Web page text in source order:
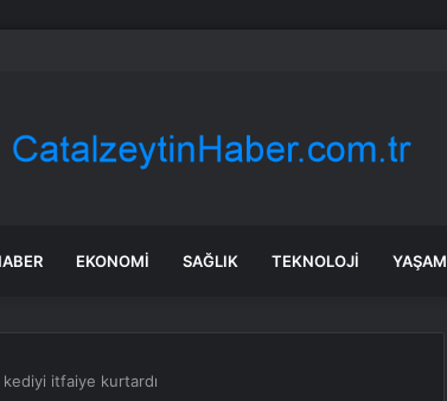
çift, gizli bölmede deste deste para buldu
EKONOMI SAĞLIK TEKNOLOJI YAŞAM
kediyi itfaiye kurtardı